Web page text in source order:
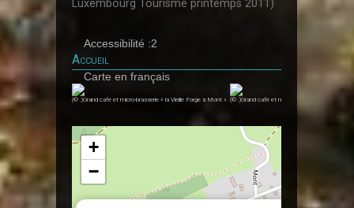
Luxembourg Tourisme printemps 2011)
Accessibilité :2
Accueil
Carte en français
(© :)Grand café et micro-brasserie « la Vieille Forge à Mont » (© :)Grand café et micro-brasserie « la Vieille
+
−